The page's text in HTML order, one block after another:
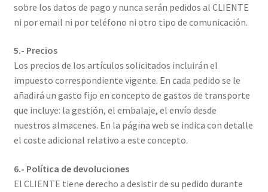
sobre los datos de pago y nunca serán pedidos al CLIENTE
ni por email ni por teléfono ni otro tipo de comunicación.
5.- Precios
Los precios de los artículos solicitados incluirán el
impuesto correspondiente vigente. En cada pedido se le
añadirá un gasto fijo en concepto de gastos de transporte
que incluye: la gestión, el embalaje, el envío desde
nuestros almacenes. En la página web se indica con detalle
el coste adicional relativo a este concepto.
6.- Política de devoluciones
El CLIENTE tiene derecho a desistir de su pedido durante